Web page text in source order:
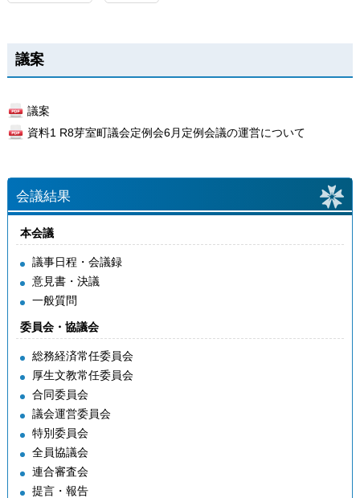
議案
議案
資料1 R8芽室町議会定例会6月定例会議の運営について
会議結果
本会議
議事日程・会議録
意見書・決議
一般質問
委員会・協議会
総務経済常任委員会
厚生文教常任委員会
合同委員会
議会運営委員会
特別委員会
全員協議会
連合審査会
提言・報告